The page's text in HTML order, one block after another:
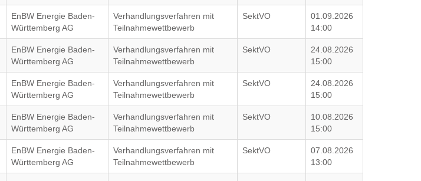
EnBW Energie Baden-
Württemberg AG
Verhandlungsverfahren mit
Teilnahmewettbewerb
SektVO
01.09.2026
14:00
EnBW Energie Baden-
Württemberg AG
Verhandlungsverfahren mit
Teilnahmewettbewerb
SektVO
24.08.2026
15:00
EnBW Energie Baden-
Württemberg AG
Verhandlungsverfahren mit
Teilnahmewettbewerb
SektVO
24.08.2026
15:00
EnBW Energie Baden-
Württemberg AG
Verhandlungsverfahren mit
Teilnahmewettbewerb
SektVO
10.08.2026
15:00
EnBW Energie Baden-
Württemberg AG
Verhandlungsverfahren mit
Teilnahmewettbewerb
SektVO
07.08.2026
13:00